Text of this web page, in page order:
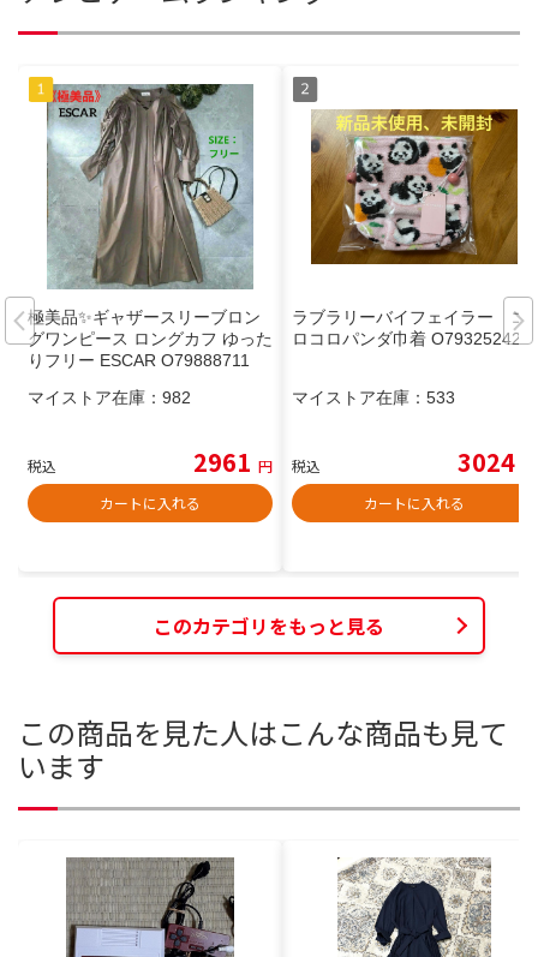
極美品✨ギャザースリーブロン
グワンピース ロングカフ ゆった
りフリー ESCAR O79888711
マイストア在庫： 982
税込 2961 円
カートに入れる
ラブラリーバイフェイラー コ
ロコロパンダ巾着 O79325242
マイストア在庫： 533
税込 3024
カートに入れる
このカテゴリをもっと見る
この商品を見た人はこんな商品も見て
います